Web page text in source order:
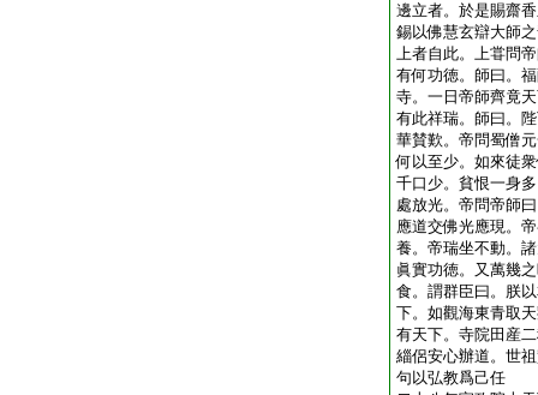
邊立者。於是賜齋
錫以佛慧玄辯大師
上者自此。上甞問
有何功徳。師曰。
寺。一日帝師齊竟
有此祥瑞。師曰。
華賛歎。帝問蜀僧
何以至少。如來徒
千口少。貧恨一身
處放光。帝問帝師
應道交佛光應現。
養。帝瑞坐不動。
眞實功徳。又萬幾
食。謂群臣曰。朕
下。如觀海東青取
有天下。寺院田産
緇侶安心辦道。世
句以弘教爲己任